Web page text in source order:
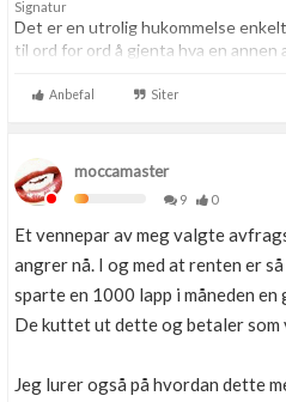
Signatur
Det er en utrolig hukommelse
til ord for ord å gjenta hva en annen
Anbefal Siter
moccamaster
9
0
Et vennepar av meg valgte
angrer nå. I og med at renten er
sparte en 1000 lapp i måneden
De kuttet ut dette og betaler som
Jeg lurer også på hvordan dette